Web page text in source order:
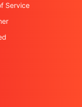
Service